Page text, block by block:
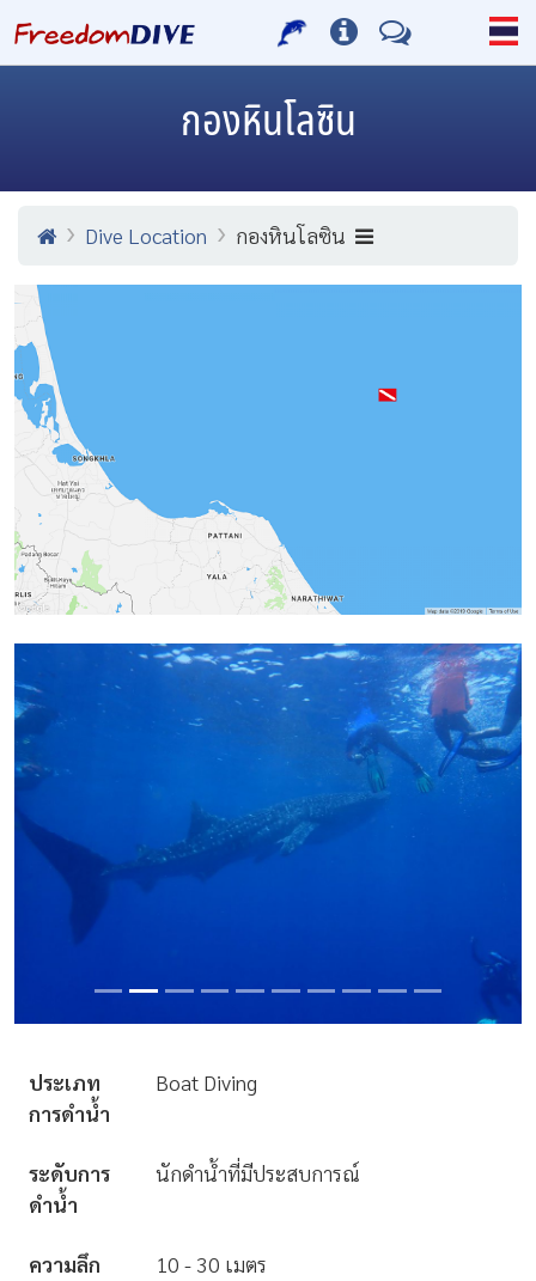
กองหินโลซิน
Dive Location กองหินโลซิน
ประเภท
การดำน้ำ
Boat Diving
ระดับการ
ดำน้ำ
นักดำน้ำที่มีประสบการณ์
ความลึก 10 - 30 เมตร